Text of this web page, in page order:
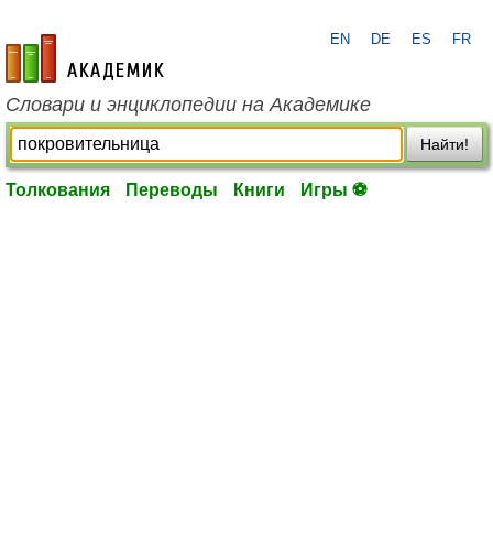
academic.ru
EN DE ES FR
Словари и энциклопедии на Академике
Найти!
Толкования Переводы Книги Игры ⚽